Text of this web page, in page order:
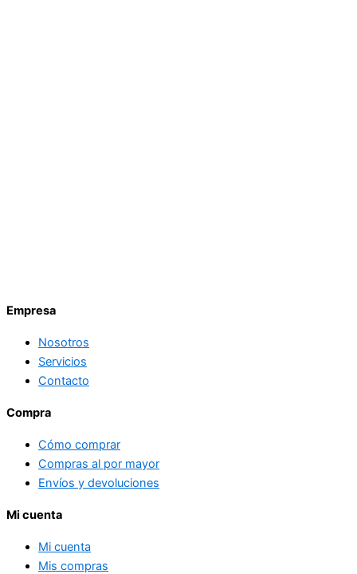
Empresa
Nosotros
Servicios
Contacto
Compra
Cómo comprar
Compras al por mayor
Envíos y devoluciones
Mi cuenta
Mi cuenta
Mis compras